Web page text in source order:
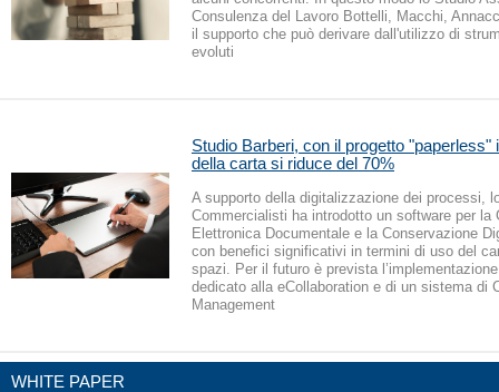
Consulenza del Lavoro Bottelli, Macchi,
il supporto che può derivare dall'utilizzo di
evoluti
Studio Barberi, con il progetto "paperless"
della carta si riduce del 70%
A supporto della digitalizzazione dei processi,
Commercialisti ha introdotto un software per la
Elettronica Documentale e la Conservazione
con benefici significativi in termini di uso del
spazi. Per il futuro è prevista
dedicato alla eCollaboration e di un sistema di
Management
WHITE PAPER